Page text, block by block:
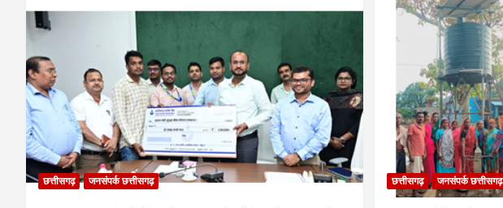
छत्तीसगढ़ जनसंपर्क छत्तीसगढ़ छत्तीसगढ़ जनसंपर्क छत्तीसगढ़